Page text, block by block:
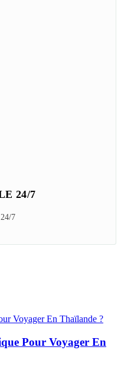
24/7
7
Pour Voyager En